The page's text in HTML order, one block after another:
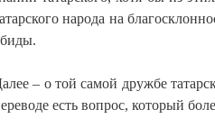
народа на
– о той самой дружбе
есть вопрос, который